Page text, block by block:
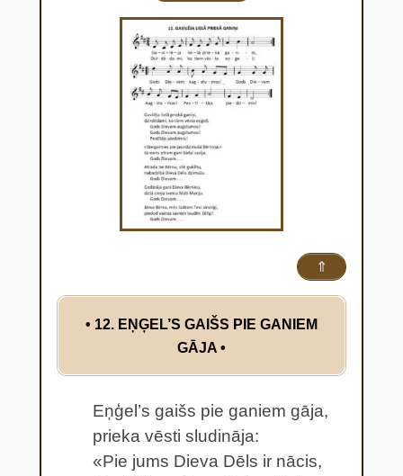
⇑
• 12. EŅĢEL’S GAIŠS PIE GANIEM
GĀJA •
Eņģel’s gaišs pie ganiem gāja,
prieka vēsti sludināja:
«Pie jums Dieva Dēls ir nācis,